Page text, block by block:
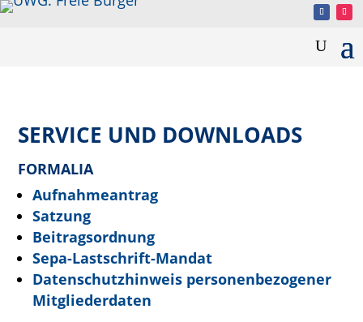
SERVICE UND DOWNLOADS
FORMALIA
Aufnahmeantrag
Satzung
Beitragsordnung
Sepa-Lastschrift-Mandat
Datenschutzhinweis personenbezogener
Mitgliederdaten